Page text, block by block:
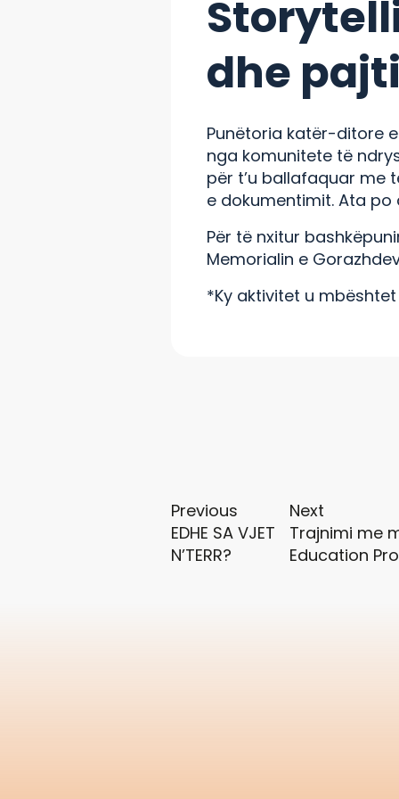
dhe
Punëtoria katër-ditore
nga komunitete të
për t’u ballafaquar me
e dokumentimit. Ata
Për të nxitur
Memorialin e
*Ky aktivitet u mbështet
Previous
EDHE SA VJET
N’TERR?
Next
Trajnimi me
Education